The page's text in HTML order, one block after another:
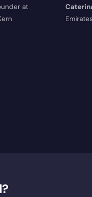
at
Emirates